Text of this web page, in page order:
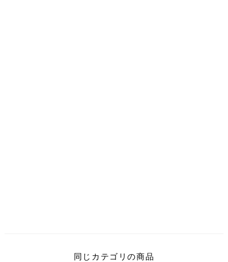
同じカテゴリの商品